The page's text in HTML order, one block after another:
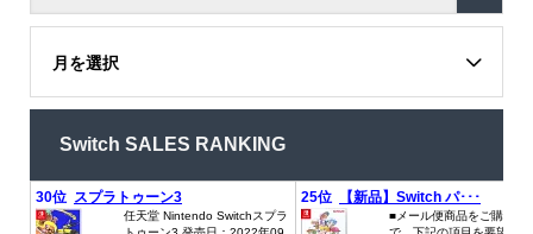
月を選択
Switch SALES RANKING